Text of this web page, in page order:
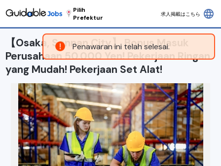
Penawaran ini telah selesai.
Pilih
Prefektur
求人掲載はこちら language
【Osaka, Sennan City】 Bonus Masuk
Perusahaan 50.000 Yen! Pekerjaan Ringan
yang Mudah! Pekerjaan Set Alat!